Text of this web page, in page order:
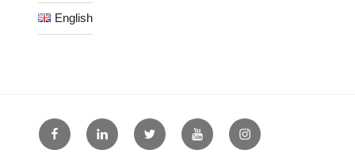
English
フ
ェ
リ
ン
ツ
ィ
ユ
ー
イ
ン